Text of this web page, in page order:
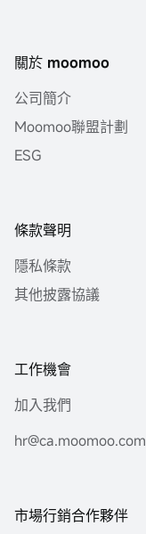
關於 moomoo
公司簡介
Moomoo聯盟計劃
ESG
條款聲明
隱私條款
其他披露協議
工作機會
加入我們
hr@ca.moomoo.com
市場行銷合作夥伴